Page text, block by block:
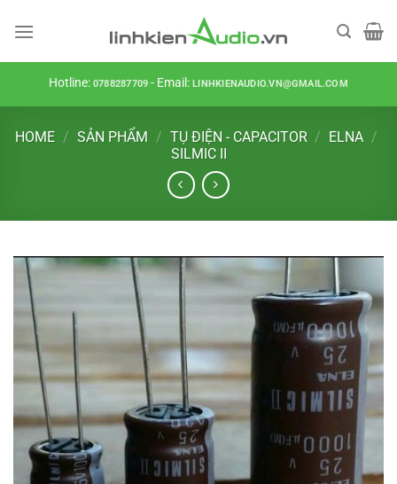
Hotline:0788287709 - Email:LINHKIENAUDIO.VN@GMAIL.COM
HOME / SẢN PHẨM / TỤ ĐIỆN - CAPACITOR / ELNA /
SILMIC II